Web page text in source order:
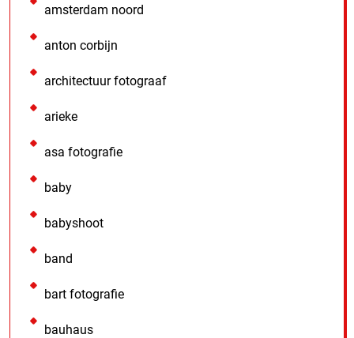
amsterdam noord
anton corbijn
architectuur fotograaf
arieke
asa fotografie
baby
babyshoot
band
bart fotografie
bauhaus